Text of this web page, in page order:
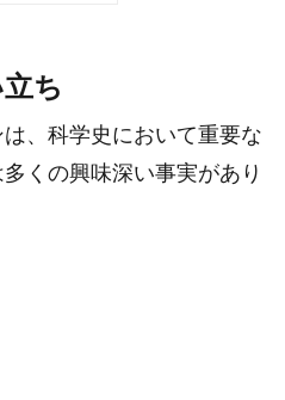
ち
、科学史において重要な
くの興味深い事実があり